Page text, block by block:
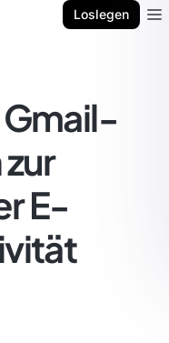
Loslegen
Gmail-
E-